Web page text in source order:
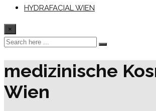
HYDRAFACIAL WIEN
×
medizinische
Wien